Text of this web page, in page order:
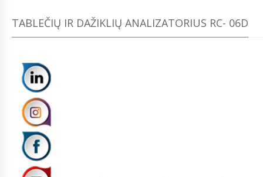
TABLEČIŲ IR DAŽIKLIŲ ANALIZATORIUS RC- 06D